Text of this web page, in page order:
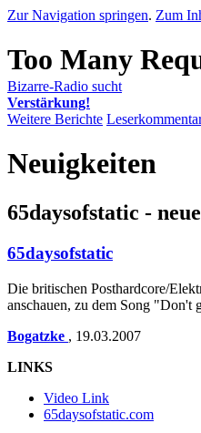
Zur Navigation springen. Zum
Bizarre-Radio sucht
Verstärkung!
Weitere Berichte
Neuigkeiten
65daysofstatic -
65daysofstatic
Die britischen Posthardcore/
anschauen, zu dem Song
Bogatzke , 19.03.2007
LINKS
Video Link
65daysofstatic.com